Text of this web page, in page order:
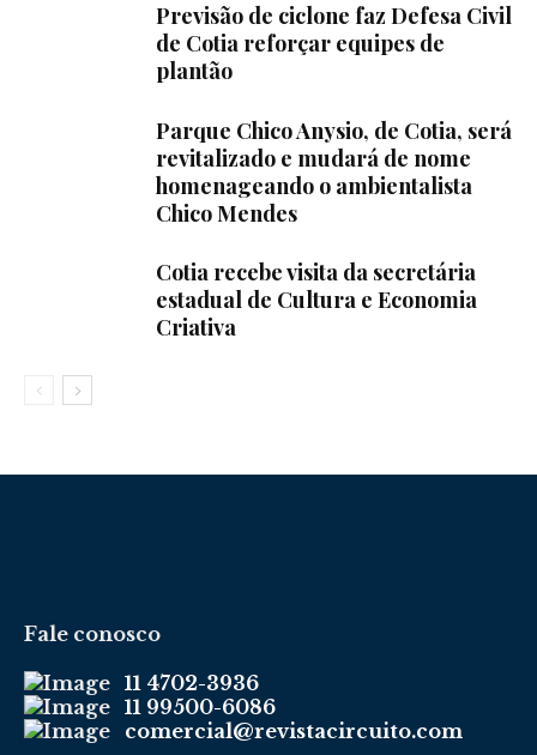
Previsão de ciclone faz Defesa Civil
de Cotia reforçar equipes de
plantão
Parque Chico Anysio, de Cotia, será
revitalizado e mudará de nome
homenageando o ambientalista
Chico Mendes
Cotia recebe visita da secretária
estadual de Cultura e Economia
Criativa
Fale conosco
11 4702-3936
11 99500-6086
comercial@revistacircuito.com